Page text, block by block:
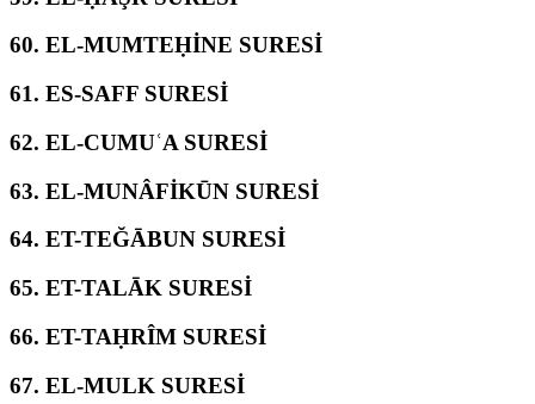
60. EL-MUMTEḤİNE SURESİ
61. ES-SAFF SURESİ
62. EL-CUMUʿA SURESİ
63. EL-MUNÂFİKŪN SURESİ
64. ET-TEĞĀBUN SURESİ
65. ET-TALĀK SURESİ
66. ET-TAḤRÎM SURESİ
67. EL-MULK SURESİ